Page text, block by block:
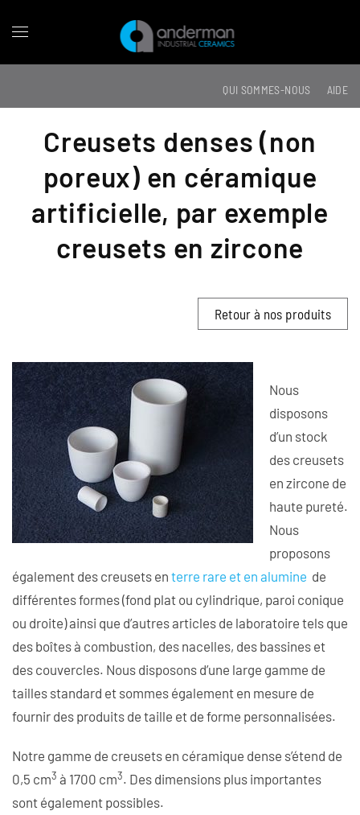
QUI SOMMES-NOUS AIDE
Creusets denses (non
poreux) en céramique
artificielle, par exemple
creusets en zircone
Retour à nos produits
Nous
disposons
d’un stock
des creusets
en zircone de
haute pureté.
Nous
proposons
également des creusets en terre rare et en alumine de
différentes formes (fond plat ou cylindrique, paroi conique
ou droite) ainsi que d’autres articles de laboratoire tels que
des boîtes à combustion, des nacelles, des bassines et
des couvercles. Nous disposons d’une large gamme de
tailles standard et sommes également en mesure de
fournir des produits de taille et de forme personnalisées.
Notre gamme de creusets en céramique dense s’étend de
0,5 cm3 à 1700 cm3. Des dimensions plus importantes
sont également possibles.